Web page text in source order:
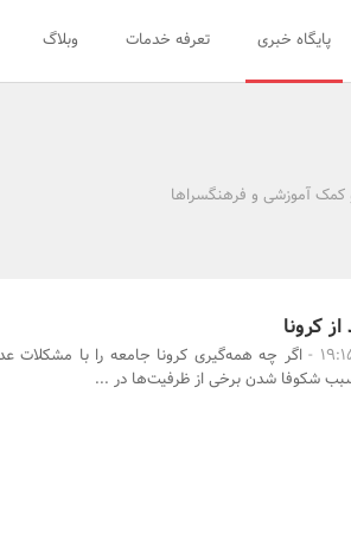
پایگاه خبری تعرفه خدمات وبلاگ
کمک آموزشی و فرهنگسراها
کرونا
اگر چه همه‌گیری کرونا جامعه را با مشکلات
شکوفا شدن برخی از ظرفیت‌ها در ...